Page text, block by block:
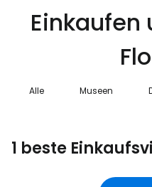
Einkaufen
Alle Museen
1 beste
... die weltweite
Weiter